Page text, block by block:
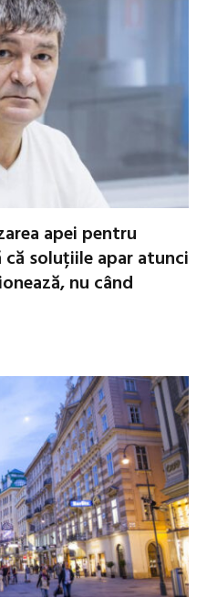
apei pentru
soluțiile apar atunci
nu când